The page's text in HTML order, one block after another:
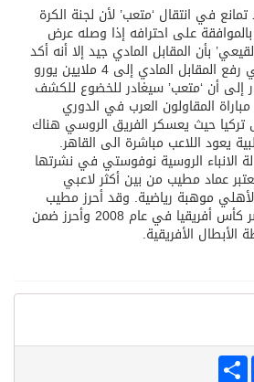
البيت العتيق
في انتقال ‘متعب’ لأن لجنة الكرة
على احترافه إذا وصله عرض
بأن المقابل المادي جيد إلا أنه أكد
أن إدارة النادي تطمع في رفع المقابل المادي إلى 4 ملايين يورو
إلى أن ‘متعب’ سيغادر للخضوع للكشف
المقاولون العرب في الدوري
حيث يعسكر الفريق الروسي هناك
يعود اللاعب مباشرة الى القاهر.
الانباء الروسية نوفوستي في نشرتها
عماد مطيب من بين أكثر لاعبي
موهبة رياضية. وقد أحرز مطيب
ضمن تشكيلة منتخب مصر كأس أفريقيا في عام 2008 وأحرز ضمن
الأبطال الأفريقية.
Share